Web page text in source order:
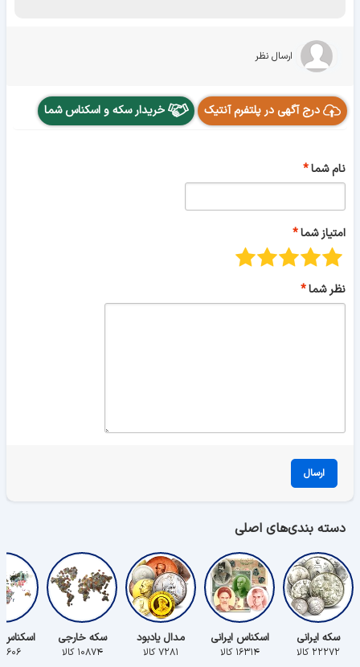
ارسال نظر
درج آگهی در پلتفرم آنتیک خریدار سکه و اسکناس شما
نام شما
امتیاز شما
نظر شما
ارسال
دسته بندی‌های اصلی
سکه ایرانی
۲۲۲۷۲ کالا
اسکناس ایرانی
۱۶۳۱۴ کالا
مدال یادبود
۷۲۸۱ کالا
سکه خارجی
۱۰۸۷۴ کالا ۵۶۰۶ کالا